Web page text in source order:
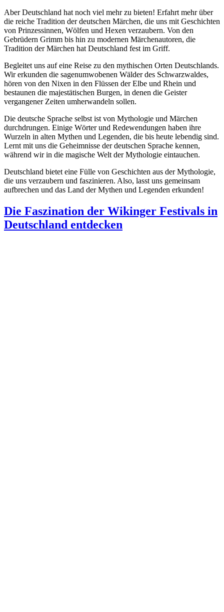
Aber Deutschland hat noch viel mehr zu bieten! Erfahrt mehr über
die reiche Tradition der deutschen Märchen, die uns mit Geschichten
von Prinzessinnen, Wölfen und Hexen verzaubern. Von den
Gebrüdern Grimm bis hin zu modernen Märchenautoren, die
Tradition der Märchen hat Deutschland fest im Griff.
Begleitet uns auf eine Reise zu den mythischen Orten Deutschlands.
Wir erkunden die sagenumwobenen Wälder des Schwarzwaldes,
hören von den Nixen in den Flüssen der Elbe und Rhein und
bestaunen die majestätischen Burgen, in denen die Geister
vergangener Zeiten umherwandeln sollen.
Die deutsche Sprache selbst ist von Mythologie und Märchen
durchdrungen. Einige Wörter und Redewendungen haben ihre
Wurzeln in alten Mythen und Legenden, die bis heute lebendig sind.
Lernt mit uns die Geheimnisse der deutschen Sprache kennen,
während wir in die magische Welt der Mythologie eintauchen.
Deutschland bietet eine Fülle von Geschichten aus der Mythologie,
die uns verzaubern und faszinieren. Also, lasst uns gemeinsam
aufbrechen und das Land der Mythen und Legenden erkunden!
Die Faszination der Wikinger Festivals in
Deutschland entdecken